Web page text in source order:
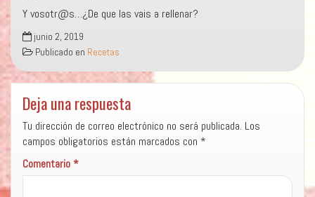
Y vosotr@s…¿De que las vais a rellenar?
junio 2, 2019
Publicado en Recetas
Deja una respuesta
Tu dirección de correo electrónico no será publicada. Los
campos obligatorios están marcados con *
Comentario*